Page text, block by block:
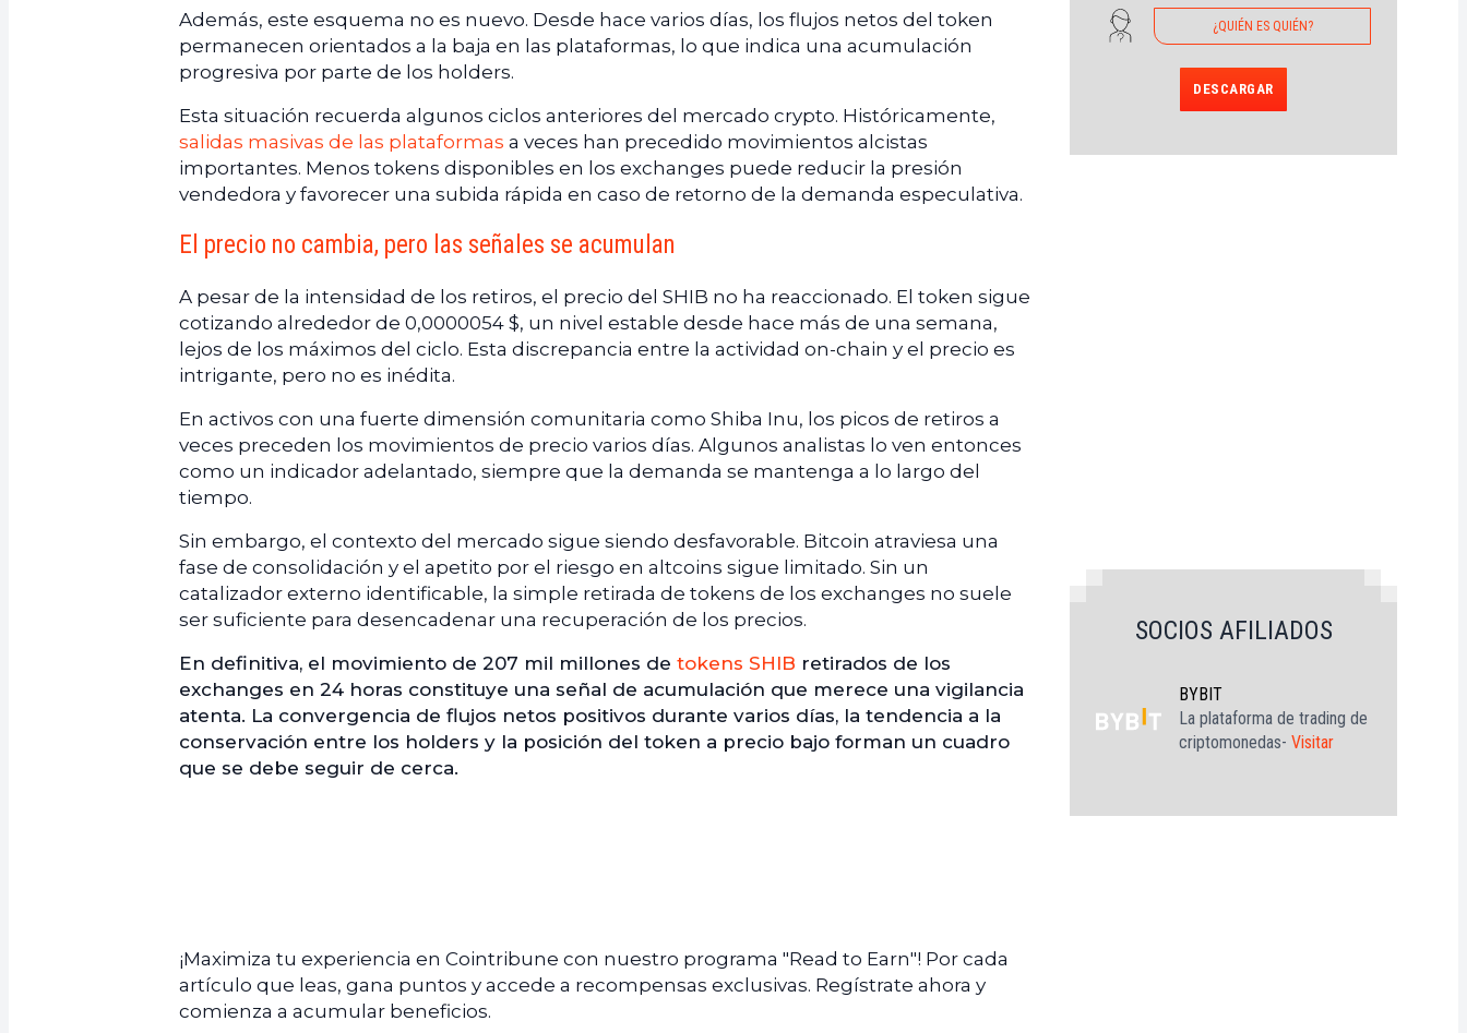
Además, este esquema no es nuevo. Desde hace varios días, los flujos netos del token
permanecen orientados a la baja en las plataformas, lo que indica una acumulación
progresiva por parte de los holders.
Esta situación recuerda algunos ciclos anteriores del mercado crypto. Históricamente,
salidas masivas de las plataformas a veces han precedido movimientos alcistas
importantes. Menos tokens disponibles en los exchanges puede reducir la presión
vendedora y favorecer una subida rápida en caso de retorno de la demanda especulativa.
El precio no cambia, pero las señales se acumulan
A pesar de la intensidad de los retiros, el precio del SHIB no ha reaccionado. El token sigue
cotizando alrededor de 0,0000054 $, un nivel estable desde hace más de una semana,
lejos de los máximos del ciclo. Esta discrepancia entre la actividad on-chain y el precio es
intrigante, pero no es inédita.
En activos con una fuerte dimensión comunitaria como Shiba Inu, los picos de retiros a
veces preceden los movimientos de precio varios días. Algunos analistas lo ven entonces
como un indicador adelantado, siempre que la demanda se mantenga a lo largo del
tiempo.
Sin embargo, el contexto del mercado sigue siendo desfavorable. Bitcoin atraviesa una
fase de consolidación y el apetito por el riesgo en altcoins sigue limitado. Sin un
catalizador externo identificable, la simple retirada de tokens de los exchanges no suele
ser suficiente para desencadenar una recuperación de los precios.
En definitiva, el movimiento de 207 mil millones de tokens SHIB retirados de los
exchanges en 24 horas constituye una señal de acumulación que merece una vigilancia
atenta. La convergencia de flujos netos positivos durante varios días, la tendencia a la
conservación entre los holders y la posición del token a precio bajo forman un cuadro
que se debe seguir de cerca.
¡Maximiza tu experiencia en Cointribune con nuestro programa "Read to Earn"! Por cada
artículo que leas, gana puntos y accede a recompensas exclusivas. Regístrate ahora y
comienza a acumular beneficios.
¿QUIÉN ES QUIÉN?
DESCARGAR
SOCIOS AFILIADOS
BYBIT
La plataforma de trading de
criptomonedas- Visitar